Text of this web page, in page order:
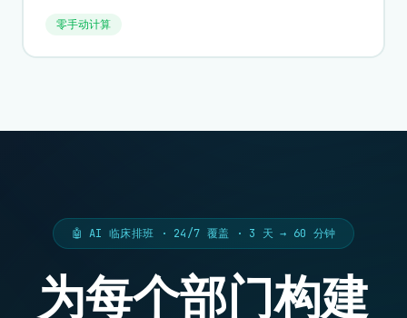
零手动计算
🤖 AI 临床排班 · 24/7 覆盖 · 3 天 → 60 分钟
为每个部门构建